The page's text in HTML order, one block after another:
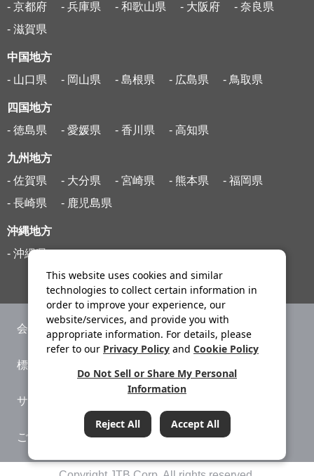
- 京都府
- 兵庫県 - 和歌山県 - 大阪府
- 奈良県
- 滋賀県
中国地方
- 山口県
- 岡山県 - 島根県 - 広島県 - 鳥取県
四国地方
- 徳島県
- 愛媛県 - 香川県 - 高知県
九州地方
- 佐賀県
- 大分県 - 宮崎県 - 熊本県
- 福岡県
- 長崎県
- 鹿児島県
沖縄地方
- 沖縄県
会社案内 ニュースリリース
標識・約款
サイトマップ
ご利用案内 システムメンテナンス
条件をクリア
This website uses cookies and similar
technologies to collect certain information in
order to improve your experience, our
website/services, and provide you with
appropriate information. For details, please
refer to our Privacy Policy and Cookie Policy
Do Not Sell or Share My Personal
Information
Reject All Accept All